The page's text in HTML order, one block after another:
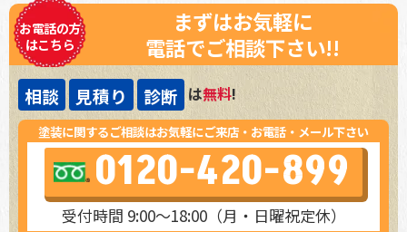
お電話の方
はこちら
まずはお気軽に
電話でご相談下さい!!
相談 見積り 診断 は無料!
塗装に関するご相談はお気軽にご来店・お電話・メール下さい
0120-420-899
受付時間 9:00～18:00（月・日曜祝定休）